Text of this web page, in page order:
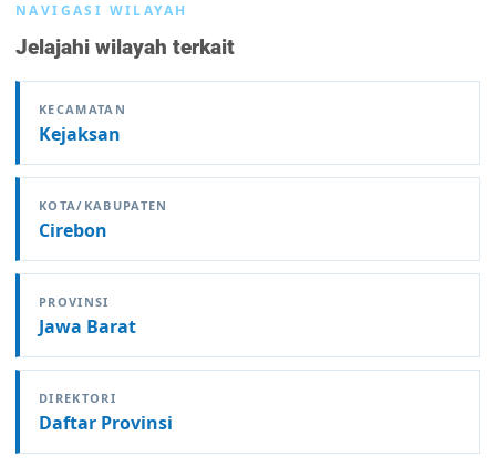
NAVIGASI WILAYAH
Jelajahi wilayah terkait
KECAMATAN
Kejaksan
KOTA/KABUPATEN
Cirebon
PROVINSI
Jawa Barat
DIREKTORI
Daftar Provinsi